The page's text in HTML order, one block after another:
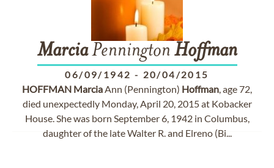
MarciaPennington Hoffman
06/09/1942 - 20/04/2015
HOFFMAN MarciaAnn (Pennington) Hoffman, age 72,
died unexpectedly Monday, April 20, 2015 at Kobacker
House. She was born September 6, 1942 in Columbus,
daughter of the late Walter R. and Elreno (Bi...